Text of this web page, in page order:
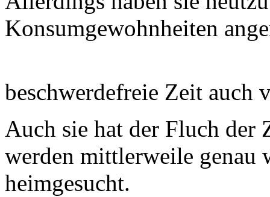
Konsumgewohnheiten
beschwerdefreie Zeit auch
Auch sie hat der Fluch
werden mittlerweile genau
heimgesucht.